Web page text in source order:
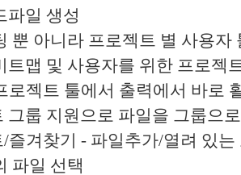
파일 생성
뿐 아니라 프로젝트 별 사용자
트맵 및 사용자를 위한 프로젝
로젝트 툴에서 출력에서 바로
그룹 지원으로 파일을 그룹으
/즐겨찾기 - 파일추가/열려 있
파일 선택